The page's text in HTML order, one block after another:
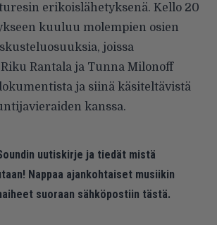
erikoislähetyksenä. Kello 20
kuuluu molempien osien
joissa
Rantala ja Tunna Milonoff
ja siinä käsiteltävistä
kanssa.
uutiskirje ja tiedät mistä
Nappaa ajankohtaiset musiikin
suoraan sähköpostiin tästä.